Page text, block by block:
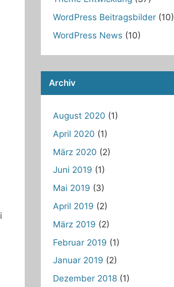
WordPress Beitragsbilder(10)
WordPress News (10)
Archiv
August 2020 (1)
April 2020 (1)
März 2020 (2)
Juni 2019 (1)
Mai 2019 (3)
April 2019 (2)
März 2019 (2)
Februar 2019 (1)
Januar 2019 (2)
Dezember 2018(1)